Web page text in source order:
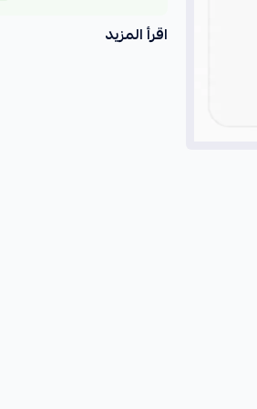
اقرأ المزيد